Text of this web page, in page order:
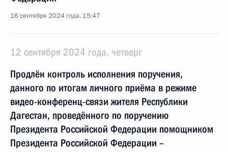
16 сентября 2024 года, 15:47
12 сентября 2024 года, четверг
Продлён контроль исполнения поручения,
данного по итогам личного приёма в режиме
видео-конференц-связи жителя Республики
Дагестан, проведённого по поручению
Президента Российской Федерации помощником
Президента Российской Федерации –